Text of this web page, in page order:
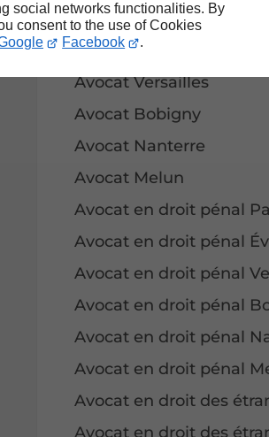
social networks functionalities. By
consent to the use of Cookies
Facebook .
Avocat Paris
Avocat Évry
Avocat Versailles
Avocat Bobigny
Avocat Nanterre
Avocat Melun
Avocat en droit pénal
Avocat en droit pénal
Avocat en droit pénal
Avocat en droit pénal
Avocat en droit pénal
Avocat en droit pénal
Avocat en droit des
Avocat en droit des